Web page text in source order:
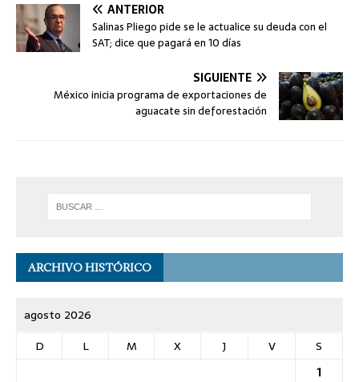
ANTERIOR
Salinas Pliego pide se le actualice su deuda con el
SAT; dice que pagará en 10 días
SIGUIENTE
México inicia programa de exportaciones de
aguacate sin deforestación
ARCHIVO HISTÓRICO
agosto 2026
D
L M X J V
S
1